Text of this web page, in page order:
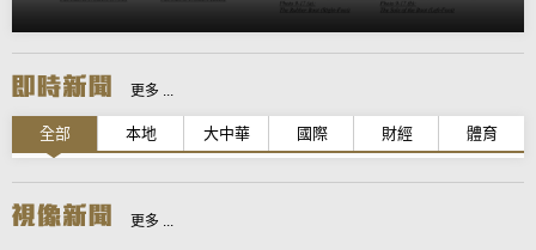
更多 ...
全部 本地 大中華 國際 財經 體育
更多 ...